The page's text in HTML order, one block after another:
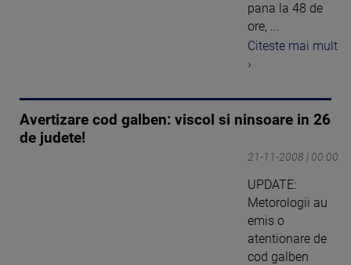
pana la 48 de
ore, ...
Citeste mai mult
›
Avertizare cod galben: viscol si ninsoare in 26
de judete!
21-11-2008 | 00:00
UPDATE:
Metorologii au
emis o
atentionare de
cod galben